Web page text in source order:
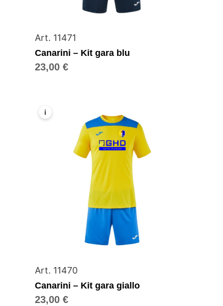
Art. 11471
Canarini – Kit gara blu
23,00€
i
Art. 11470
Canarini – Kit gara giallo
23,00€